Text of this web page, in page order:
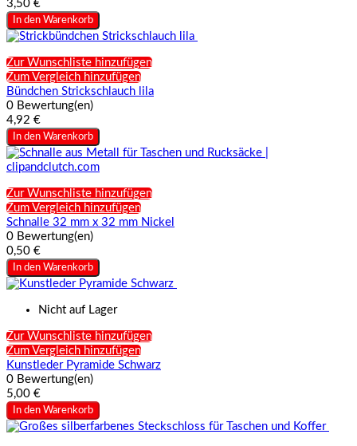
3,50 €
In den Warenkorb
Zur Wunschliste hinzufügen
Zum Vergleich hinzufügen
Bündchen Strickschlauch lila
0 Bewertung(en)
4,92 €
In den Warenkorb
Zur Wunschliste hinzufügen
Zum Vergleich hinzufügen
Schnalle 32 mm x 32 mm Nickel
0 Bewertung(en)
0,50 €
In den Warenkorb
Nicht auf Lager
Zur Wunschliste hinzufügen
Zum Vergleich hinzufügen
Kunstleder Pyramide Schwarz
0 Bewertung(en)
5,00 €
In den Warenkorb